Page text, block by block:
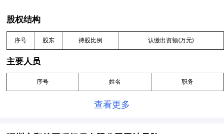
股权结构
序号 股东 持股比例 认缴出资额(万元)
主要人员
序号 姓名 职务
查看更多